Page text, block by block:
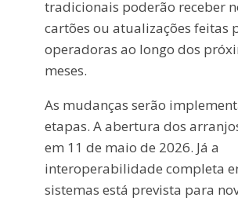
tradicionais poderão receber
cartões ou atualizações feitas
operadoras ao longo dos
meses.
As mudanças serão
etapas. A abertura dos
em 11 de maio de 2026. Já a
interoperabilidade completa
sistemas está prevista para